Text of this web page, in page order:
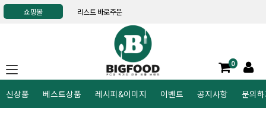
쇼핑몰 리스트 바로주문
0
신상품 베스트상품 레시피&이미지 이벤트 공지사항 문의